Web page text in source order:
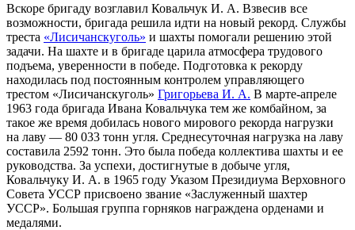
Вскоре бригаду возглавил Ковальчук И. А. Взвесив все
возможности, бригада решила идти на новый рекорд. Службы
треста «Лисичанскуголь» и шахты помогали решению этой
задачи. На шахте и в бригаде царила атмосфера трудового
подъема, уверенности в победе. Подготовка к рекорду
находилась под постоянным контролем управляющего
трестом «Лисичанскуголь» Григорьева И. А. В марте-апреле
1963 года бригада Ивана Ковальчука тем же комбайном, за
такое же время добилась нового мирового рекорда нагрузки
на лаву — 80 033 тонн угля. Среднесуточная нагрузка на лаву
составила 2592 тонн. Это была победа коллектива шахты и ее
руководства. За успехи, достигнутые в добыче угля,
Ковальчуку И. А. в 1965 году Указом Президиума Верховного
Совета УССР присвоено звание «Заслуженный шахтер
УССР». Большая группа горняков награждена орденами и
медалями.